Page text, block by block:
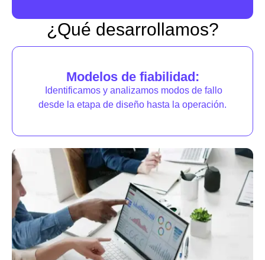
¿Qué desarrollamos?
Modelos de fiabilidad:
Identificamos y analizamos modos de fallo
desde la etapa de diseño hasta la operación.